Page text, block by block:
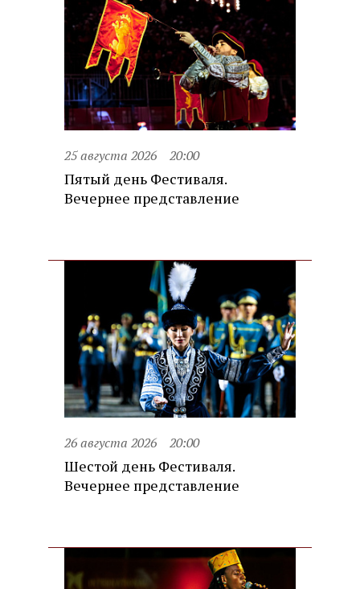
25 августа 2026 20:00
Пятый день Фестиваля.
Вечернее представление
26 августа 2026 20:00
Шестой день Фестиваля.
Вечернее представление